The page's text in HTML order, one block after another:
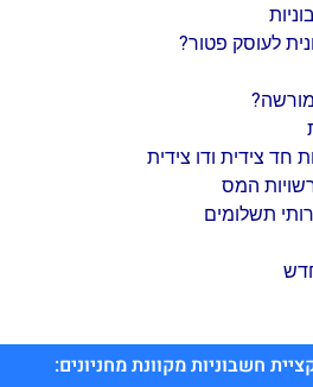
לעוסק פטור?
חד צידית ודו צידית
המס
תשלומים
חשבוניות מקוונת מחניונים: